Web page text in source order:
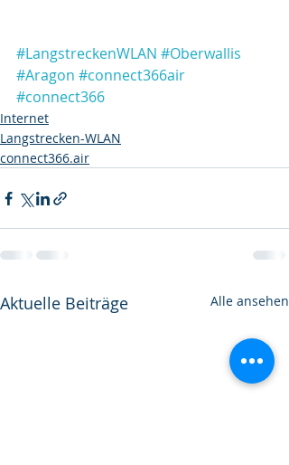
#LangstreckenWLAN #Oberwallis
#Aragon #connect366air
#connect366
Internet
Langstrecken-WLAN
connect366.air
Aktuelle Beiträge Alle ansehen